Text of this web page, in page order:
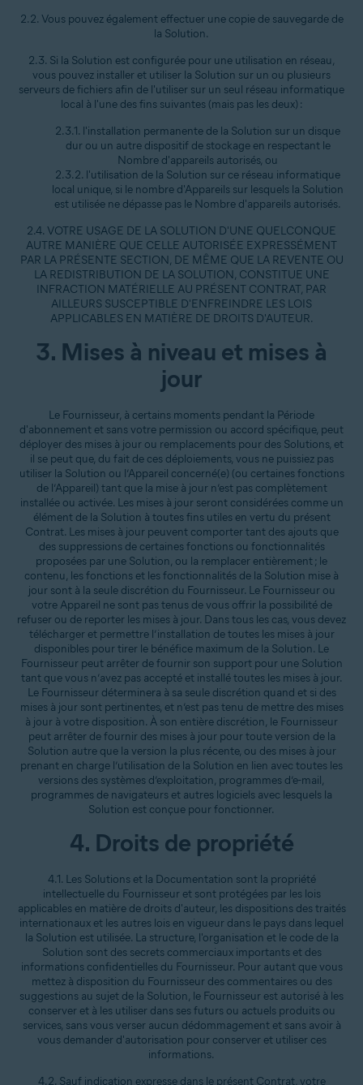
2.2. Vous pouvez également effectuer une copie de sauvegarde de
la Solution.
2.3. Si la Solution est configurée pour une utilisation en réseau,
vous pouvez installer et utiliser la Solution sur un ou plusieurs
serveurs de fichiers afin de l'utiliser sur un seul réseau informatique
local à l'une des fins suivantes (mais pas les deux) :
2.3.1. l'installation permanente de la Solution sur un disque
dur ou un autre dispositif de stockage en respectant le
Nombre d'appareils autorisés, ou
2.3.2. l'utilisation de la Solution sur ce réseau informatique
local unique, si le nombre d'Appareils sur lesquels la Solution
est utilisée ne dépasse pas le Nombre d'appareils autorisés.
2.4. VOTRE USAGE DE LA SOLUTION D'UNE QUELCONQUE
AUTRE MANIÈRE QUE CELLE AUTORISÉE EXPRESSÉMENT
PAR LA PRÉSENTE SECTION, DE MÊME QUE LA REVENTE OU
LA REDISTRIBUTION DE LA SOLUTION, CONSTITUE UNE
INFRACTION MATÉRIELLE AU PRÉSENT CONTRAT, PAR
AILLEURS SUSCEPTIBLE D'ENFREINDRE LES LOIS
APPLICABLES EN MATIÈRE DE DROITS D'AUTEUR.
3. Mises à niveau et mises à
jour
Le Fournisseur, à certains moments pendant la Période
d'abonnement et sans votre permission ou accord spécifique, peut
déployer des mises à jour ou remplacements pour des Solutions, et
il se peut que, du fait de ces déploiements, vous ne puissiez pas
utiliser la Solution ou l’Appareil concerné(e) (ou certaines fonctions
de l’Appareil) tant que la mise à jour n’est pas complètement
installée ou activée. Les mises à jour seront considérées comme un
élément de la Solution à toutes fins utiles en vertu du présent
Contrat. Les mises à jour peuvent comporter tant des ajouts que
des suppressions de certaines fonctions ou fonctionnalités
proposées par une Solution, ou la remplacer entièrement ; le
contenu, les fonctions et les fonctionnalités de la Solution mise à
jour sont à la seule discrétion du Fournisseur. Le Fournisseur ou
votre Appareil ne sont pas tenus de vous offrir la possibilité de
refuser ou de reporter les mises à jour. Dans tous les cas, vous devez
télécharger et permettre l’installation de toutes les mises à jour
disponibles pour tirer le bénéfice maximum de la Solution. Le
Fournisseur peut arrêter de fournir son support pour une Solution
tant que vous n’avez pas accepté et installé toutes les mises à jour.
Le Fournisseur déterminera à sa seule discrétion quand et si des
mises à jour sont pertinentes, et n’est pas tenu de mettre des mises
à jour à votre disposition. À son entière discrétion, le Fournisseur
peut arrêter de fournir des mises à jour pour toute version de la
Solution autre que la version la plus récente, ou des mises à jour
prenant en charge l’utilisation de la Solution en lien avec toutes les
versions des systèmes d’exploitation, programmes d’e-mail,
programmes de navigateurs et autres logiciels avec lesquels la
Solution est conçue pour fonctionner.
4. Droits de propriété
4.1. Les Solutions et la Documentation sont la propriété
intellectuelle du Fournisseur et sont protégées par les lois
applicables en matière de droits d'auteur, les dispositions des traités
internationaux et les autres lois en vigueur dans le pays dans lequel
la Solution est utilisée. La structure, l'organisation et le code de la
Solution sont des secrets commerciaux importants et des
informations confidentielles du Fournisseur. Pour autant que vous
mettez à disposition du Fournisseur des commentaires ou des
suggestions au sujet de la Solution, le Fournisseur est autorisé à les
conserver et à les utiliser dans ses futurs ou actuels produits ou
services, sans vous verser aucun dédommagement et sans avoir à
vous demander d'autorisation pour conserver et utiliser ces
informations.
4.2. Sauf indication expresse dans le présent Contrat, votre